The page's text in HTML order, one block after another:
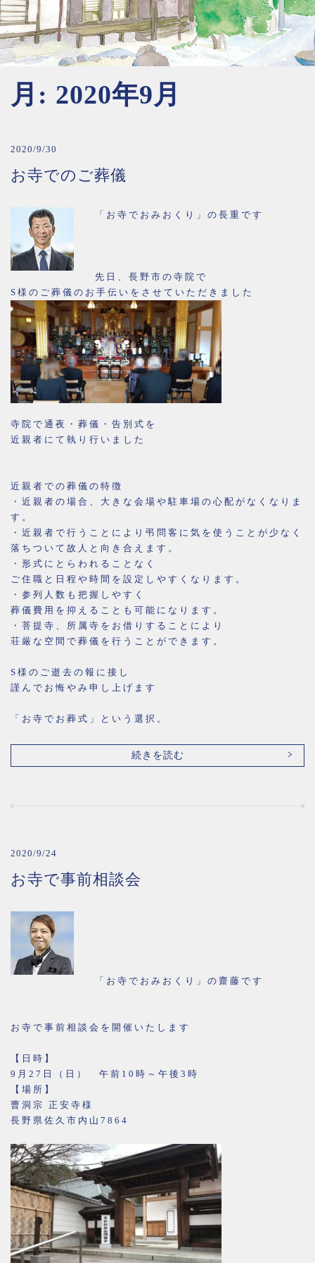
月: 2020年9月
2020/9/30
お寺でのご葬儀
「お寺でおみおくり」の長重です
先日、長野市の寺院で
S様のご葬儀のお手伝いをさせていただきました
寺院で通夜・葬儀・告別式を
近親者にて執り行いました
近親者での葬儀の特徴
・近親者の場合、大きな会場や駐車場の心配がなくなりま
す。
・近親者で行うことにより弔問客に気を使うことが少なく
落ちついて故人と向き合えます。
・形式にとらわれることなく
ご住職と日程や時間を設定しやすくなります。
・参列人数も把握しやすく
葬儀費用を抑えることも可能になります。
・菩提寺、所属寺をお借りすることにより
荘厳な空間で葬儀を行うことができます。
S様のご逝去の報に接し
謹んでお悔やみ申し上げます
「お寺でお葬式」という選択。
続きを読む
2020/9/24
お寺で事前相談会
「お寺でおみおくり」の齋藤です
お寺で事前相談会を開催いたします
【日時】
9月27日（日） 午前10時～午後3時
【場所】
曹洞宗 正安寺様
長野県佐久市内山7864